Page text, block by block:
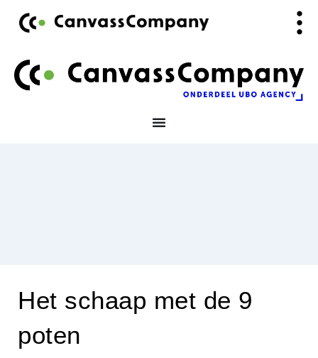
inhoud
naar
inhoud
Het schaap met de 9
poten